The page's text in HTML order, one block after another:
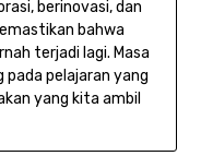
berinovasi, dan
bahwa
terjadi lagi. Masa
pelajaran yang
yang kita ambil